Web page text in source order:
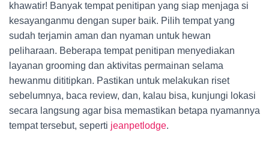
khawatir! Banyak tempat penitipan yang siap menjaga si
kesayanganmu dengan super baik. Pilih tempat yang
sudah terjamin aman dan nyaman untuk hewan
peliharaan. Beberapa tempat penitipan menyediakan
layanan grooming dan aktivitas permainan selama
hewanmu dititipkan. Pastikan untuk melakukan riset
sebelumnya, baca review, dan, kalau bisa, kunjungi lokasi
secara langsung agar bisa memastikan betapa nyamannya
tempat tersebut, seperti jeanpetlodge.